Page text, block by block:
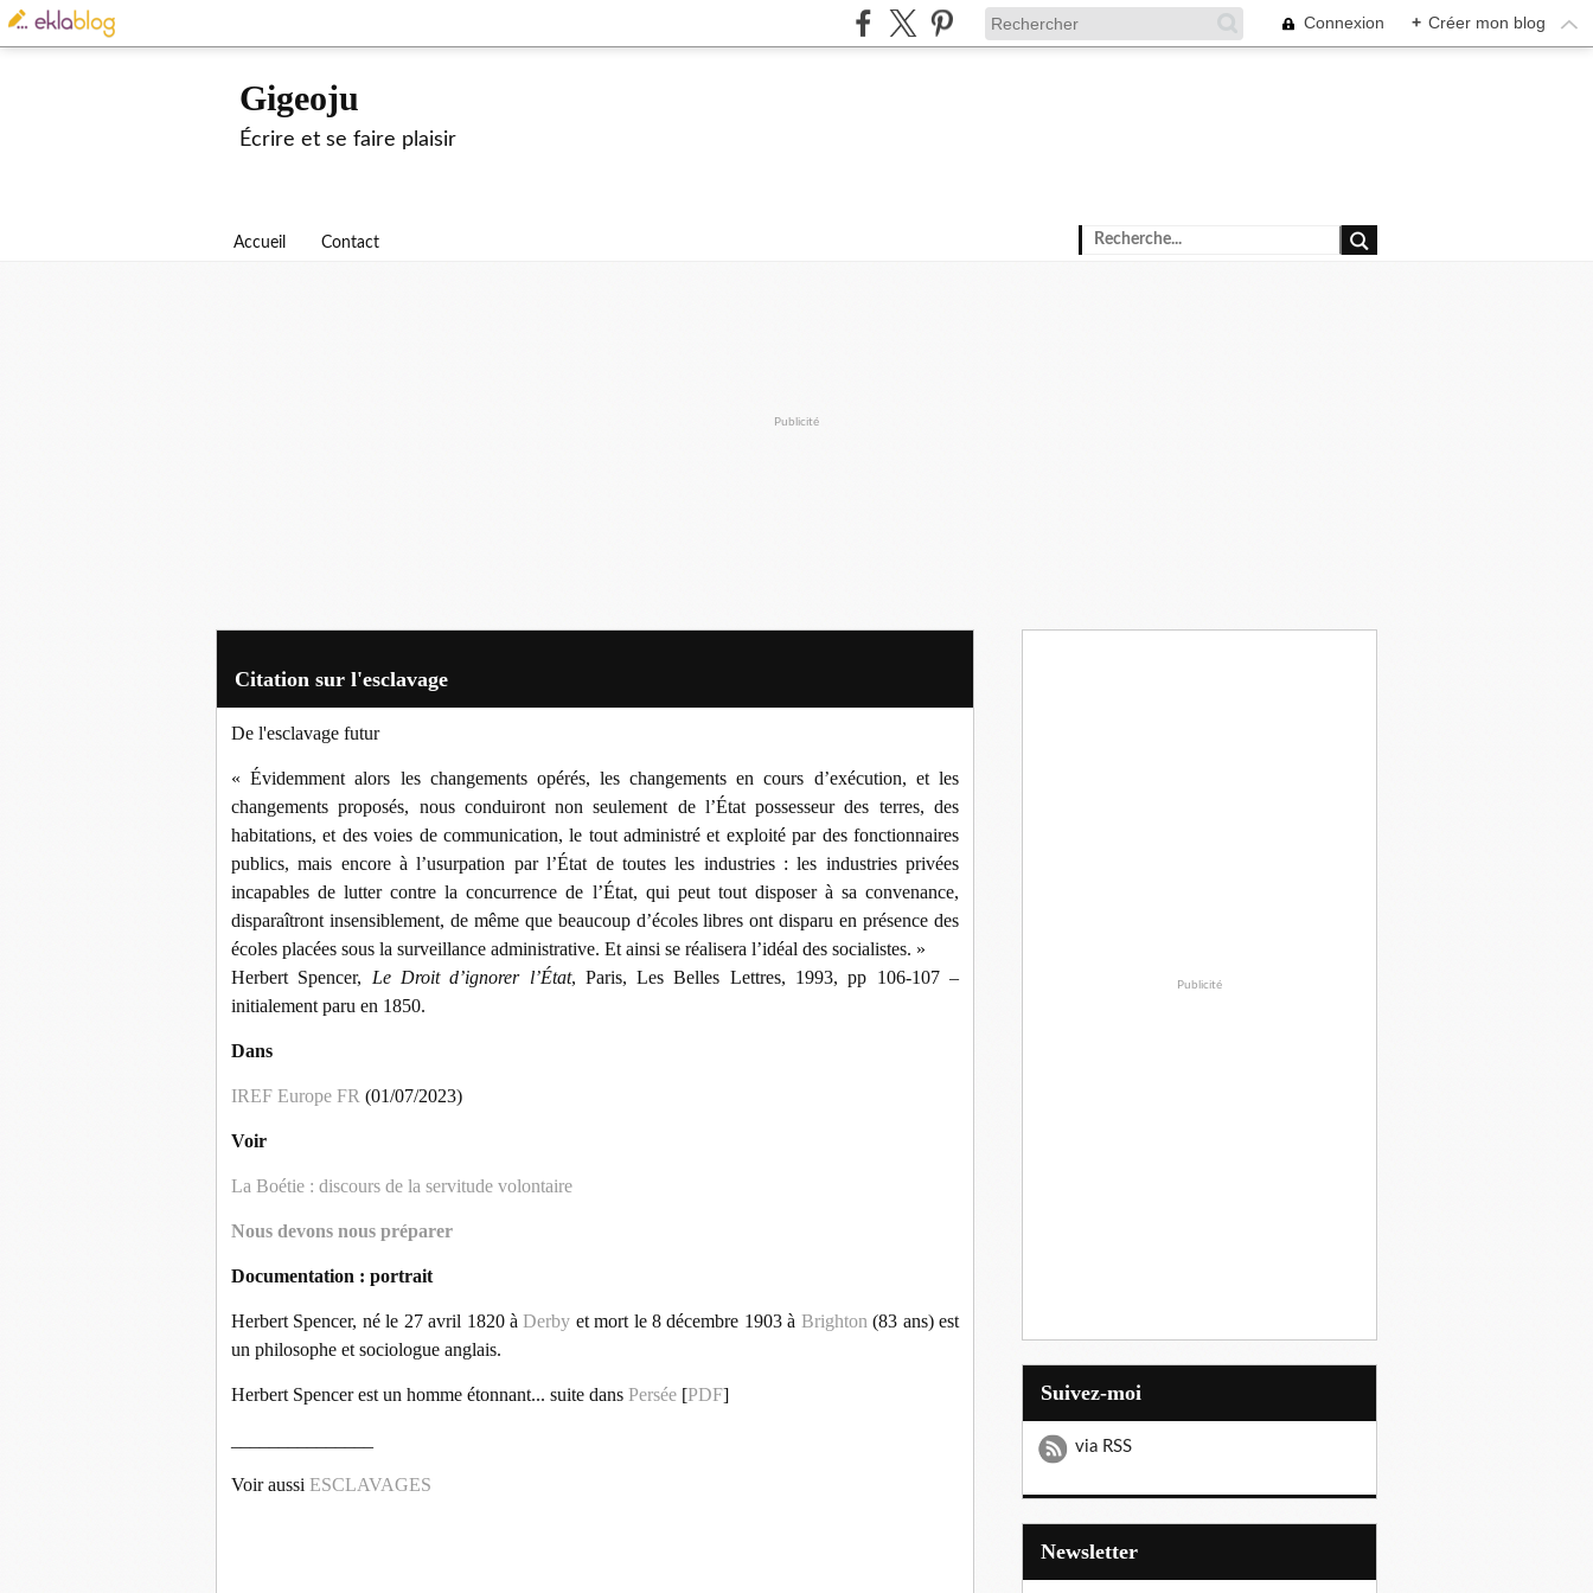
Connexion + Créer mon blog
Gigeoju
Écrire et se faire plaisir
Accueil Contact
Publicité
Citation sur l'esclavage
De l'esclavage futur
« Évidemment alors les changements opérés, les changements en cours d’exécution, et les
changements proposés, nous conduiront non seulement de l’État possesseur des terres, des
habitations, et des voies de communication, le tout administré et exploité par des fonctionnaires
publics, mais encore à l’usurpation par l’État de toutes les industries : les industries privées
incapables de lutter contre la concurrence de l’État, qui peut tout disposer à sa convenance,
disparaîtront insensiblement, de même que beaucoup d’écoles libres ont disparu en présence des
écoles placées sous la surveillance administrative. Et ainsi se réalisera l’idéal des socialistes. »
Herbert Spencer, Le Droit d’ignorer l’État, Paris, Les Belles Lettres, 1993, pp 106-107 –
initialement paru en 1850.
Dans
IREF Europe FR (01/07/2023)
Voir
La Boétie : discours de la servitude volontaire
Nous devons nous préparer
Documentation : portrait
Herbert Spencer, né le 27 avril 1820 àDerby et mort le 8 décembre 1903 à Brighton (83 ans) est
un philosophe et sociologue anglais.
Herbert Spencer est un homme étonnant... suite dans Persée [PDF]
Voir aussi ESCLAVAGES
Publicité
Suivez-moi
via RSS
Newsletter